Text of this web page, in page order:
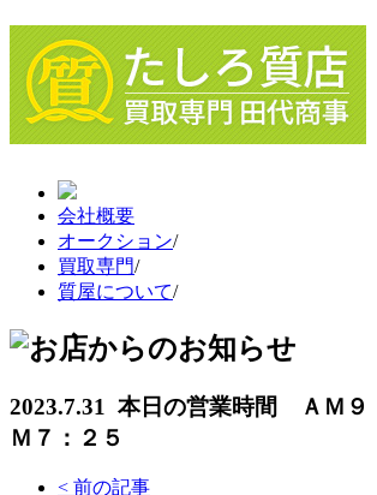
会社概要
オークション/
買取専門/
質屋について/
2023.7.31 本日の営業時間 ＡＭ
Ｍ７：２５
< 前の記事